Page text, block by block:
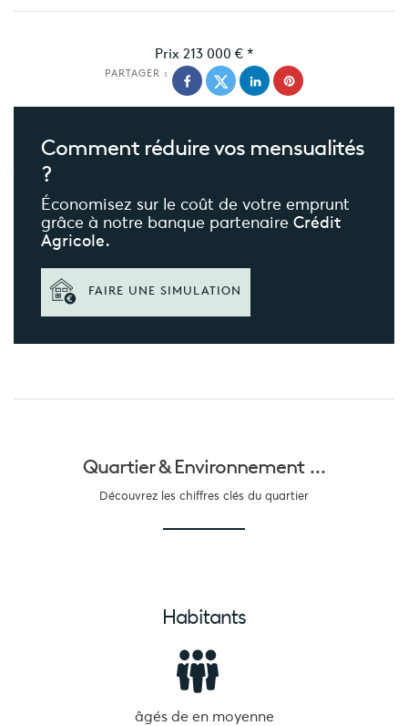
Prix213 000 € *
PARTAGER :
Comment réduirevos mensualités
?
Économisez sur le coût de votre emprunt
grâce à notre banque partenaire Crédit
Agricole.
FAIRE UNE SIMULATION
Quartier &Environnement ...
Découvrez les chiffres clés du quartier
Habitants
âgés de en moyenne